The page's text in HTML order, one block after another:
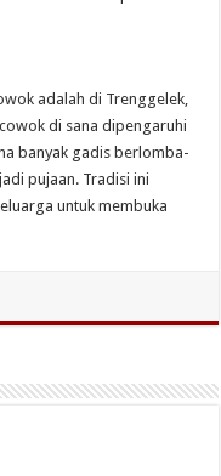
adalah di Trenggelek,
di sana dipengaruhi
banyak gadis berlomba-
pujaan. Tradisi ini
untuk membuka